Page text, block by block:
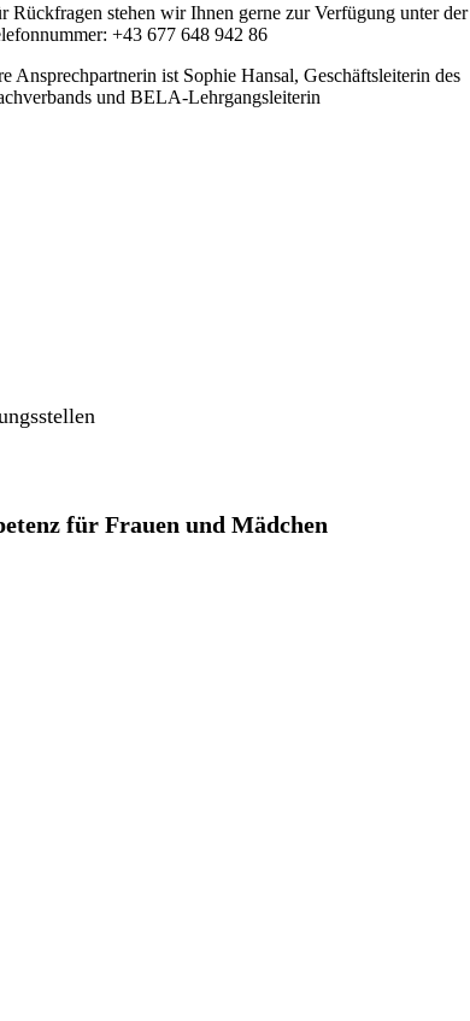
Rückfragen stehen wir Ihnen gerne zur Verfügung unter der
+43 677 648 942 86
Ansprechpartnerin ist Sophie Hansal, Geschäftsleiterin des
und BELA-Lehrgangsleiterin
für Frauen und Mädchen